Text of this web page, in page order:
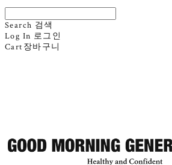
Search 검색
Log In 로그인
Cart 장바구니